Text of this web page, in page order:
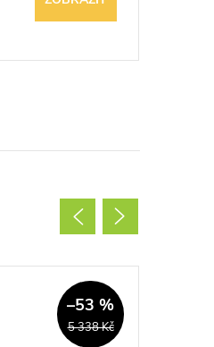
5 338 Kč
–53 %